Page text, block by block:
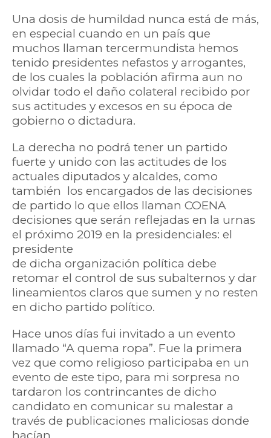
Una dosis de humildad nunca está de más,
en especial cuando en un país que
muchos llaman tercermundista hemos
tenido presidentes nefastos y arrogantes,
de los cuales la población afirma aun no
olvidar todo el daño colateral recibido por
sus actitudes y excesos en su época de
gobierno o dictadura.
La derecha no podrá tener un partido
fuerte y unido con las actitudes de los
actuales diputados y alcaldes, como
también los encargados de las decisiones
de partido lo que ellos llaman COENA
decisiones que serán reflejadas en la urnas
el próximo 2019 en la presidenciales: el
presidente
de dicha organización política debe
retomar el control de sus subalternos y dar
lineamientos claros que sumen y no resten
en dicho partido político.
Hace unos días fui invitado a un evento
llamado “A quema ropa”. Fue la primera
vez que como religioso participaba en un
evento de este tipo, para mi sorpresa no
tardaron los contrincantes de dicho
candidato en comunicar su malestar a
través de publicaciones maliciosas donde
hacían